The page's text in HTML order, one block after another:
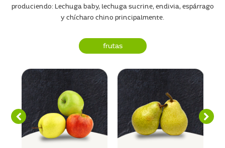
produciendo: Lechuga baby, lechuga sucrine, endivia, espárrago
y chícharo chino principalmente.
frutas